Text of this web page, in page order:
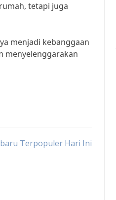
tetapi juga
menjadi kebanggaan
menyelenggarakan
Terpopuler Hari Ini